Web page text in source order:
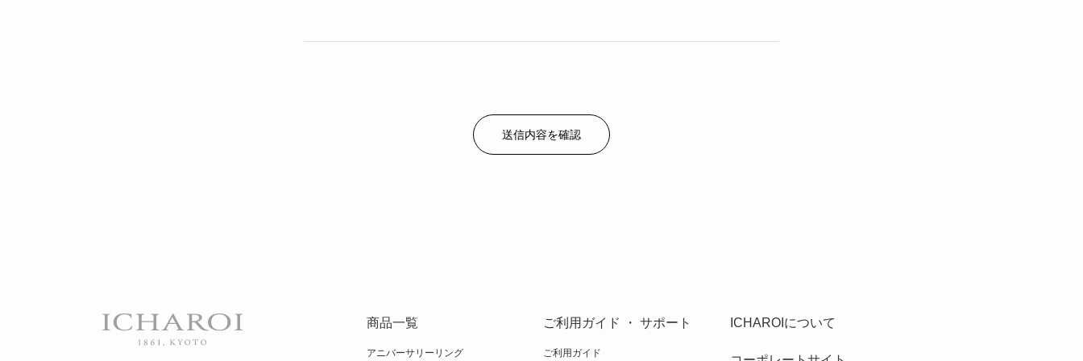
商品一覧
アニバーサリーリング
ご利用ガイド ・ サポート
ご利用ガイド
ICHAROIについて